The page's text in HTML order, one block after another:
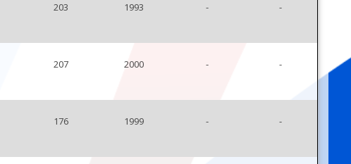
203 1993 - -
207 2000 - -
176 1999 - -